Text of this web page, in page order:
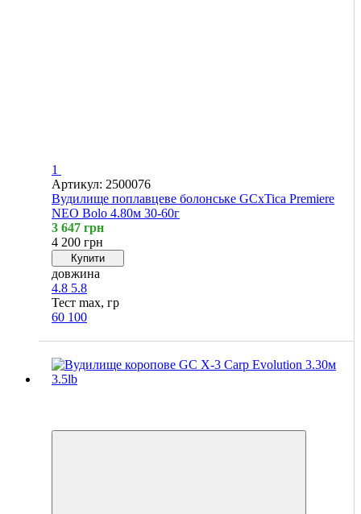
1
Артикул: 2500076
Вудилище поплавцеве болонське GCxTica Premiere
NEO Bolo 4.80м 30-60г
3 647 грн
4 200 грн
Купити
довжина
4.8 5.8
Тест max, гр
60 100